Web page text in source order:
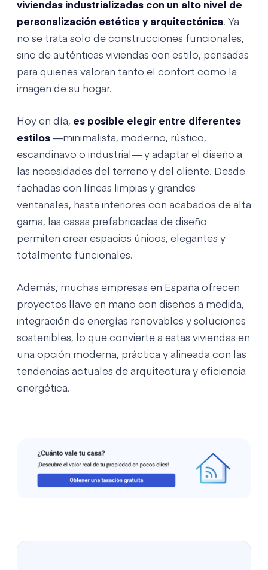
viviendas industrializadas con un alto nivel de
personalización estética y arquitectónica. Ya
no se trata solo de construcciones funcionales,
sino de auténticas viviendas con estilo, pensadas
para quienes valoran tanto el confort como la
imagen de su hogar.
Hoy en día, es posible elegir entre diferentes
estilos —minimalista, moderno, rústico,
escandinavo o industrial— y adaptar el diseño a
las necesidades del terreno y del cliente. Desde
fachadas con líneas limpias y grandes
ventanales, hasta interiores con acabados de alta
gama, las casas prefabricadas de diseño
permiten crear espacios únicos, elegantes y
totalmente funcionales.
Además, muchas empresas en España ofrecen
proyectos llave en mano con diseños a medida,
integración de energías renovables y soluciones
sostenibles, lo que convierte a estas viviendas en
una opción moderna, práctica y alineada con las
tendencias actuales de arquitectura y eficiencia
energética.